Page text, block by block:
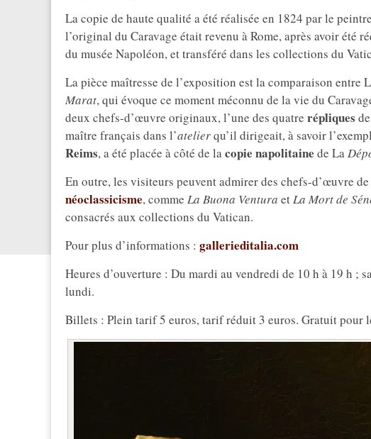
La copie de haute qualité a été réalisée en 1824 par le
l’original du Caravage était revenu à Rome, après avoir été
du musée Napoléon, et transféré dans les collections du
La pièce maîtresse de l’exposition est la comparaison entre
Marat, qui évoque ce moment méconnu de la vie du
deux chefs-d’œuvre originaux, l’une des quatre répliques
maître français dans l’atelierqu’il dirigeait, à savoir
Reims, a été placée à côté de lacopie napolitaine de La
En outre, les visiteurs peuvent admirer des chefs-d’œuvre
néoclassicisme, comme La Buona Ventura etLa Mort de
consacrés aux collections du Vatican.
Pour plus d’informations : gallerieditalia.com
Heures d’ouverture : Du mardi au vendredi de 10 h à 19 h ;
lundi.
Billets : Plein tarif 5 euros, tarif réduit 3 euros. Gratuit pour